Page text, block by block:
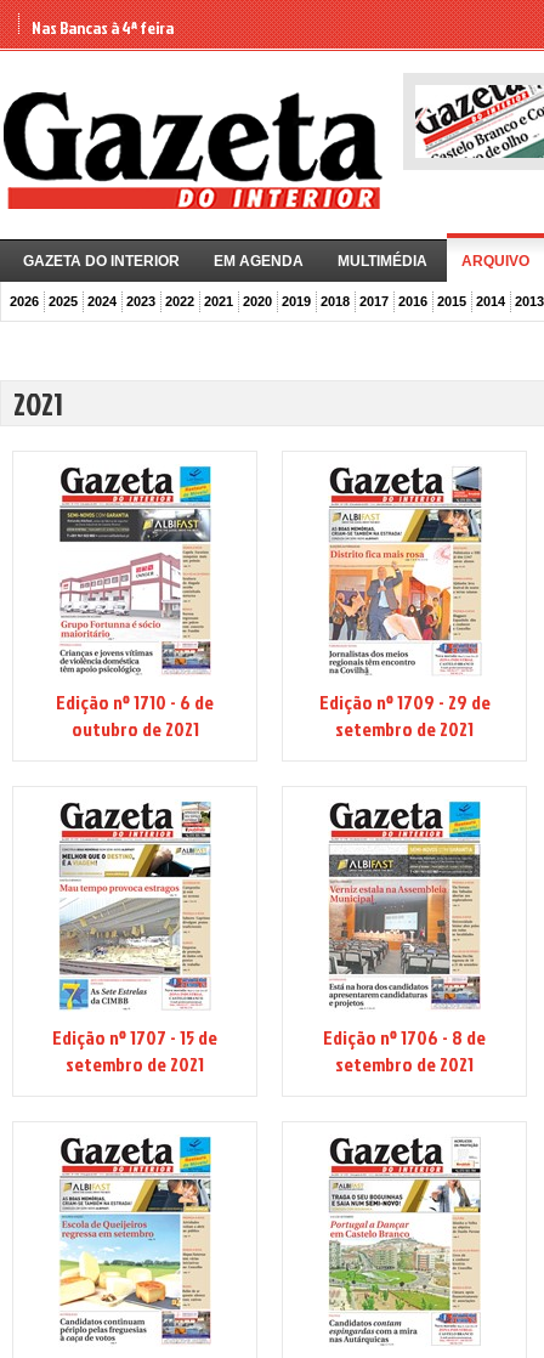
Nas Bancas à 4ª feira
GAZETA DO INTERIOR EM AGENDA MULTIMÉDIA ARQUIVO
2026 2025 2024 2023 2022 2021 2020 2019 2018 2017 2016 2015 2014 2013
2021
Edição nº 1710 - 6 de
outubro de 2021
Edição nº 1709 - 29 de
setembro de 2021
Edição nº 1707 - 15 de
setembro de 2021
Edição nº 1706 - 8 de
setembro de 2021